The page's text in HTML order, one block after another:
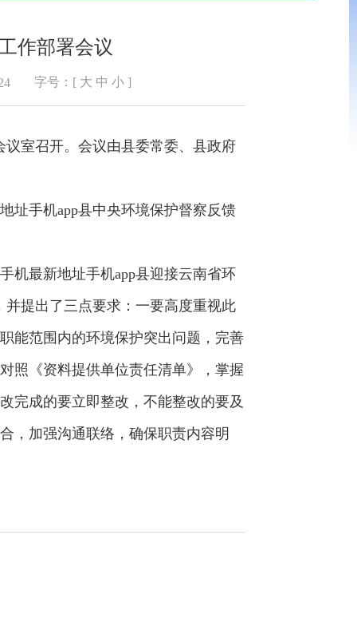
作部署会议
字号：[ 大 中 小]
议室召开。会议由县委常委、县政府
址手机app县中央环境保护督察反馈
机最新地址手机app县迎接云南省环
提出了三点要求：一要高度重视此
能范围内的环境保护突出问题，完善
照《资料提供单位责任清单》，掌握
完成的要立即整改，不能整改的要及
，加强沟通联络，确保职责内容明